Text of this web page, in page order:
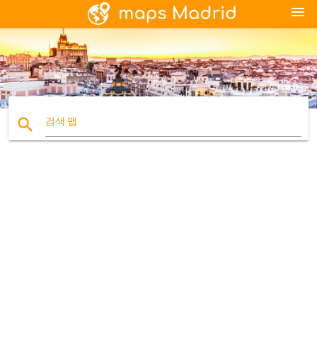
menu
search 검색 맵